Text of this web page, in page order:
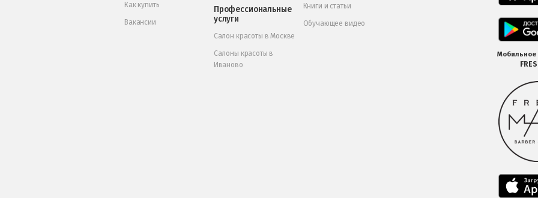
Как купить
Вакансии
Профессиональные
услуги
Салон красоты в Москве
Салоны красоты в
Иваново
Книги и статьи
Обучающее видео
Мобильное